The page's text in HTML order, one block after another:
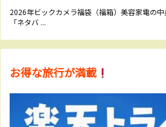
2026年ビックカメラ福袋（福箱）美容家電の
「ネタバ ...
お得な旅行が満載